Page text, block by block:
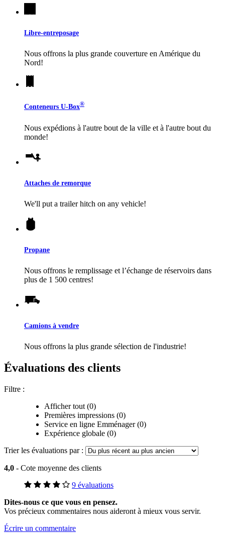
Libre-entreposage
Nous offrons la plus grande couverture en Amérique du
Nord!
Conteneurs U-Box®
Nous expédions à l'autre bout de la ville et à l'autre bout du
monde!
Attaches de remorque
We'll put a trailer hitch on any vehicle!
Propane
Nous offrons le remplissage et l’échange de réservoirs dans
plus de 1 500 centres!
Camions à vendre
Nous offrons la plus grande sélection de l'industrie!
Évaluations des clients
Filtre :
Afficher tout (0)
Premières impressions (0)
Service en ligne Emménager (0)
Expérience globale (0)
Trier les évaluations par :
4,0 - Cote moyenne des clients
9 évaluations
Dites-nous ce que vous en pensez.
Vos précieux commentaires nous aideront à mieux vous servir.
Écrire un commentaire